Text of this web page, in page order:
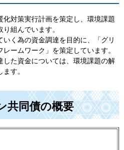
化対策実行計画を策定し、環境課題
組んでいます。
く為の資金調達を目的に、「グリ
ームワーク」を策定しています。
た資金については、環境課題の解
す。
共同債の概要